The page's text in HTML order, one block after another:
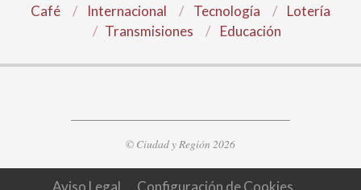
Café
Internacional Tecnología
Lotería
Transmisiones
Educación
© Ciudad y Región 2026
Aviso Legal Configuración de Cookies